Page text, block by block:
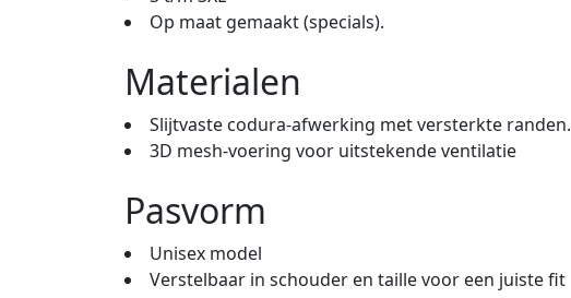
Op maat gemaakt (specials).
Materialen
Slijtvaste codura-afwerking met versterkte randen.
3D mesh-voering voor uitstekende ventilatie
Pasvorm
Unisex model
Verstelbaar in schouder en taille voor een juiste fit